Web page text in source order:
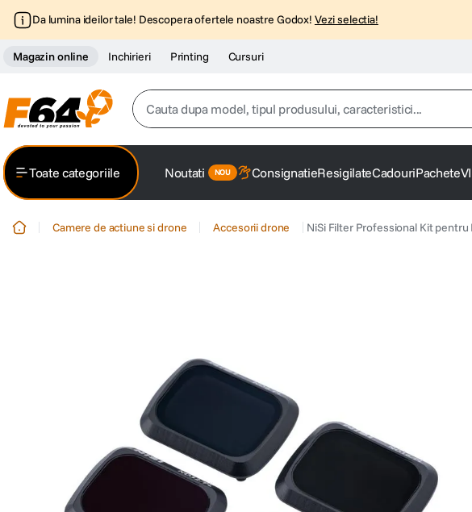
Da lumina ideilor tale! Descopera ofertele noastre Godox! Vezi selectia!
Magazin online Inchirieri Printing Cursuri
Cauta dupa model, tipul produsului, caracteristici...
2. trepied
6. canon sx740 hs
7.
8. sony fx
dji mic mini
Toate categoriile Noutati ConsignatieResigilateCadouriPachete
Camere de actiune si drone Accesorii drone NiSi Filter Professional Kit pentru